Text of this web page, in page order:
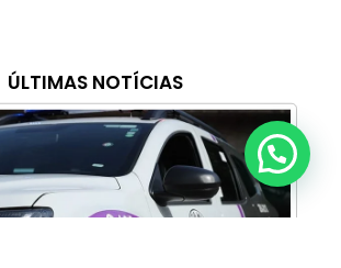
ÚLTIMAS NOTÍCIAS
ou recomendar matéria